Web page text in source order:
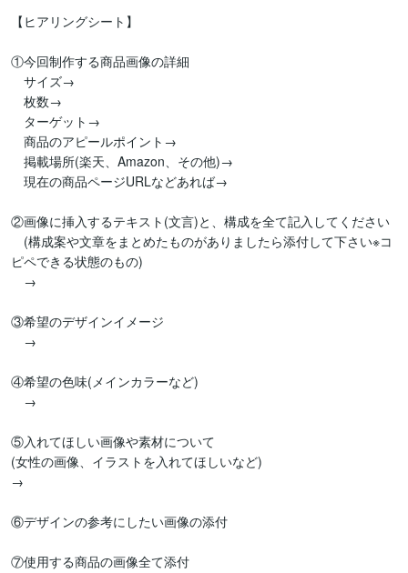
【ヒアリングシート】
①今回制作する商品画像の詳細
サイズ→
枚数→
ターゲット→
商品のアピールポイント→
掲載場所(楽天、Amazon、その他)→
現在の商品ページURLなどあれば→
②画像に挿入するテキスト(文言)と、構成を全て記入してください
(構成案や文章をまとめたものがありましたら添付して下さい※コ
ピペできる状態のもの)
→
③希望のデザインイメージ
→
④希望の色味(メインカラーなど)
→
⑤入れてほしい画像や素材について
(女性の画像、イラストを入れてほしいなど)
→
⑥デザインの参考にしたい画像の添付
⑦使用する商品の画像全て添付